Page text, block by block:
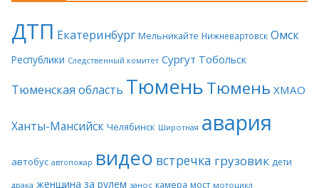
ДТП Екатеринбург Мельникайте Нижневартовск Омск
Республики Следственный комитет Сургут Тобольск
Тюменская область ТюменьТюмень ХМАО
Ханты-Мансийск Челябинск Широтная авария
автобус автопожар видео встречка грузовик дети
драка женщина за рулем занос камера мост мотоцикл